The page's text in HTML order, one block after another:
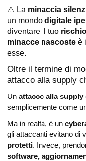
⚠️ La minaccia
un mondo digitale
diventare il tuo
minacce nascoste è
esse.
Oltre il termine di
attacco alla supply
Un attacco alla supply
semplicemente come
Ma in realtà, è un
gli attaccanti evitano di
protetti. Invece,
software,